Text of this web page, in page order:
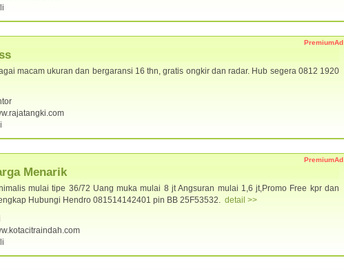
PremiumAd
macam ukuran dan bergaransi 16 thn, gratis ongkir dan radar. Hub segera 0812 1920
PremiumAd
Menarik
mulai tipe 36/72 Uang muka mulai 8 jt Angsuran mulai 1,6 jt,Promo Free kpr dan
Hubungi Hendro 081514142401 pin BB 25F53532. detail >>